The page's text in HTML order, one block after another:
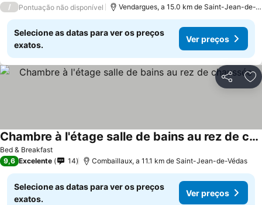
/ Pontuação não disponível Vendargues, a 15.0 km de Saint-Jean-de-Védas
Selecione as datas para ver os preços
exatos.
Ver preços
Partilhar
Bed & Breakfast
Chambre à l'étage salle de bains au rez de chaussée
9,6 Excelente 14 Combaillaux, a 11.1 km de Saint-Jean-de-Védas
Selecione as datas para ver os preços
exatos.
Ver preços